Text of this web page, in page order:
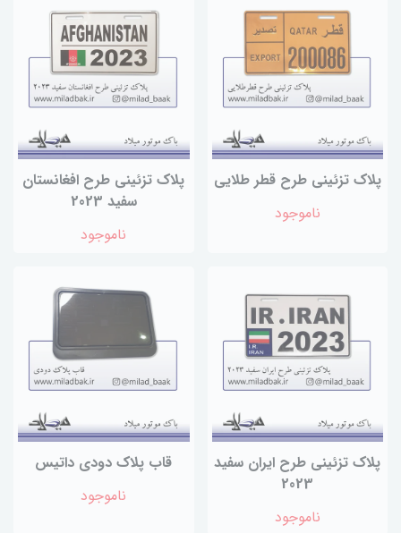
پلاک تزئینی طرح قطر طلایی
ناموجود
پلاک تزئینی طرح افغانستان
سفید 2023
ناموجود
پلاک تزئینی طرح ایران سفید
2023
ناموجود
قاب پلاک دودی داتیس
ناموجود